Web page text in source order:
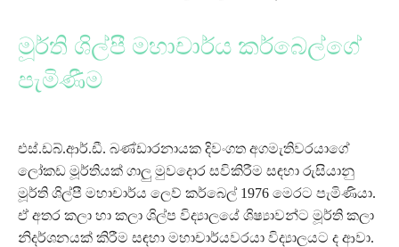
මූර්ති ශිල්පී මහාචාර්ය කර්බෙල්ගේ
පැමිණීම
එස්.ඩබ්.ආර්.ඩී. බණ්ඩාරනායක දිවංගත අගමැතිවරයාගේ
ලෝකඩ මූර්තියක් ගාලු මුවදොර සවිකිරීම සඳහා රුසියානු
මූර්ති ශිල්පී මහාචාර්ය ලෙව් කර්බෙල් 1976 මෙරට පැමිණියා.
ඒ අතර කලා හා කලා ශිල්ප විද්‍යාලයේ ශිෂ්‍යාවන්ට මූර්ති කලා
නිදර්ශනයක් කිරීම සඳහා මහාචාර්යවරයා විද්‍යාලයට ද ආවා.